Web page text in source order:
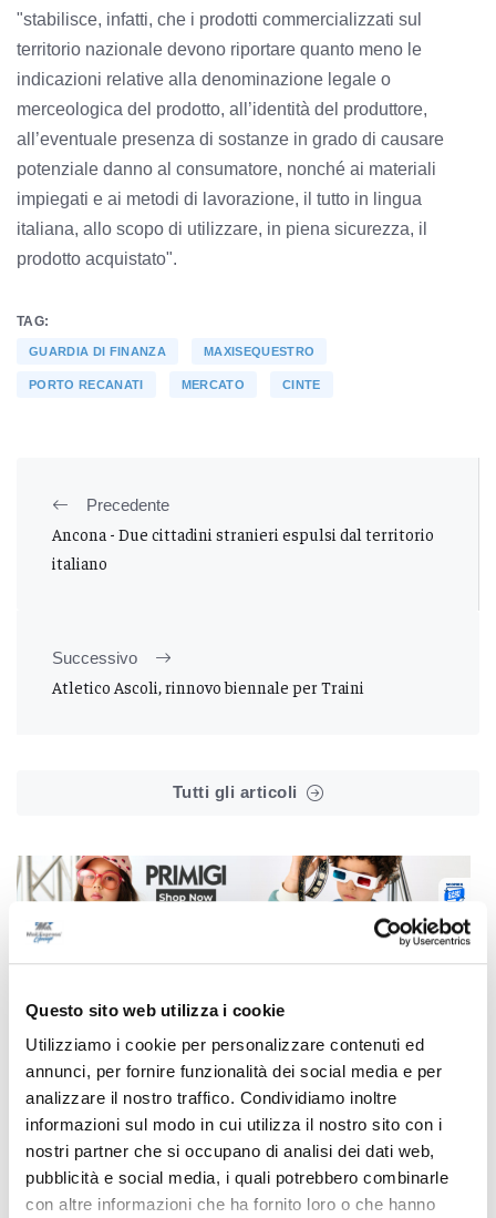
Questo sito web utilizza i cookie
Utilizziamo i cookie per personalizzare contenuti ed
annunci, per fornire funzionalità dei social media e per
analizzare il nostro traffico. Condividiamo inoltre
informazioni sul modo in cui utilizza il nostro sito con i
nostri partner che si occupano di analisi dei dati web,
pubblicità e social media, i quali potrebbero combinarle
con altre informazioni che ha fornito loro o che hanno
"stabilisce, infatti, che i prodotti commercializzati sul
territorio nazionale devono riportare quanto meno le
indicazioni relative alla denominazione legale o
merceologica del prodotto, all’identità del produttore,
all’eventuale presenza di sostanze in grado di causare
potenziale danno al consumatore, nonché ai materiali
impiegati e ai metodi di lavorazione, il tutto in lingua
italiana, allo scopo di utilizzare, in piena sicurezza, il
prodotto acquistato".
TAG:
GUARDIA DI FINANZA MAXISEQUESTRO
PORTO RECANATI MERCATO CINTE
Precedente
Ancona - Due cittadini stranieri espulsi dal territorio
italiano
Successivo
Atletico Ascoli, rinnovo biennale per Traini
Tutti gli articoli